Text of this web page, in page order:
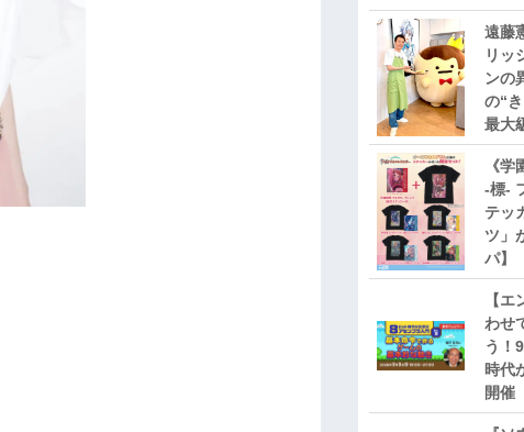
遠藤
リッ
ンの
の“
最大
《
-標-
テッ
ツ」
パ】
【
わせ
う！
時代
開催